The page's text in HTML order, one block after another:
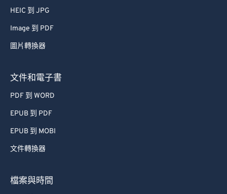
HEIC 到 JPG
Image 到 PDF
圖片轉換器
文件和電子書
PDF 到 WORD
EPUB 到 PDF
EPUB 到 MOBI
文件轉換器
檔案與時間